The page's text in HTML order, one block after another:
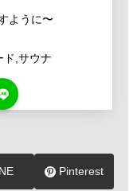
ように〜
ド,サウナ
Pinterest